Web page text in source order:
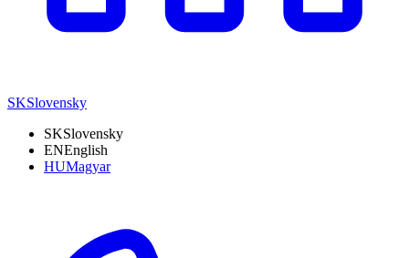
SKSlovensky
SKSlovensky
ENEnglish
HUMagyar